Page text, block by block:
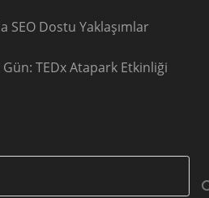
SEO Dostu Yaklaşımlar
TEDx Atapark Etkinliği